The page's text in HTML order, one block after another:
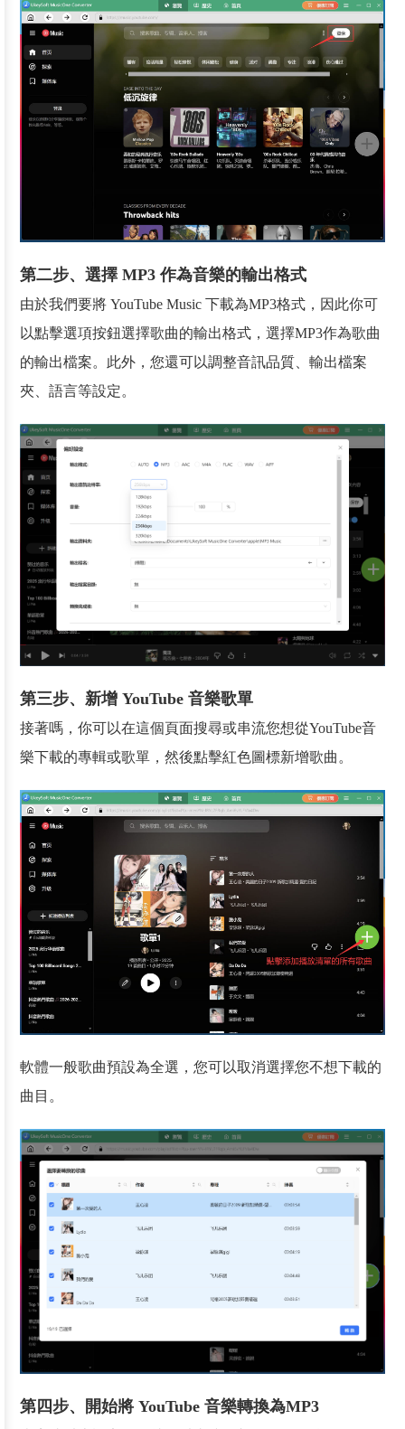
第二步、選擇 MP3 作為音樂的輸出格式
由於我們要將 YouTube Music 下載為MP3格式，因此你可
以點擊選項按鈕選擇歌曲的輸出格式，選擇MP3作為歌曲
的輸出檔案。此外，您還可以調整音訊品質、輸出檔案
夾、語言等設定。
第三步、新增 YouTube 音樂歌單
接著嗎，你可以在這個頁面搜尋或串流您想從YouTube音
樂下載的專輯或歌單，然後點擊紅色圖標新增歌曲。
軟體一般歌曲預設為全選，您可以取消選擇您不想下載的
曲目。
第四步、開始將 YouTube 音樂轉換為MP3